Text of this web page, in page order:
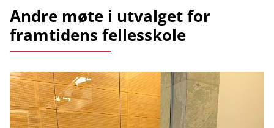
Andre møte i utvalget for
framtidens fellesskole